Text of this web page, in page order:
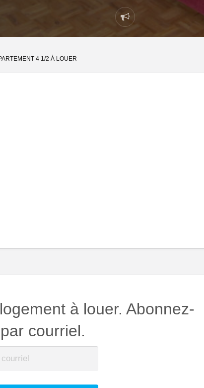
Signaler
un
4 1/2 À LOUER
à louer. Abonnez-
courriel.